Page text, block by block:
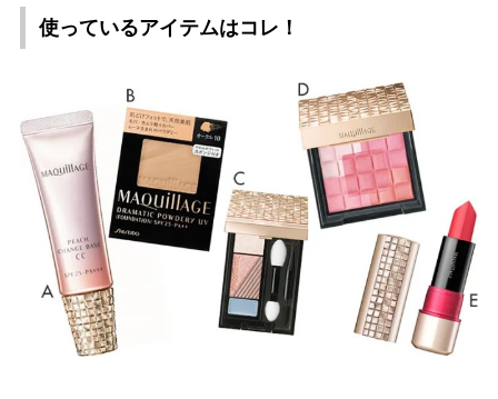
使っているアイテムはコレ！